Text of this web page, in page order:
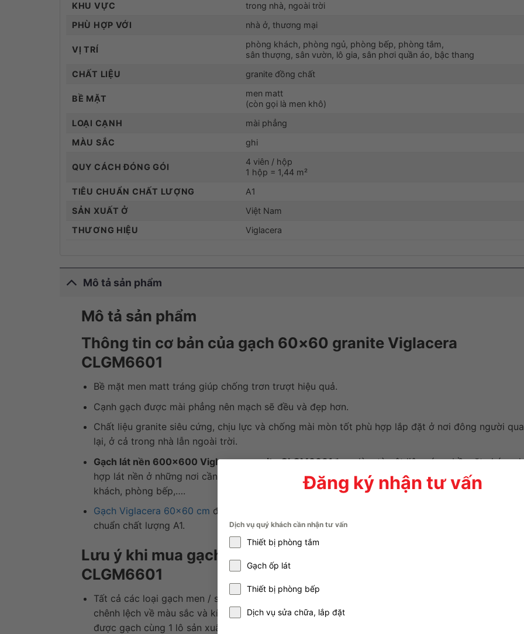
Đăng ký nhận tư vấn
Dịch vụ quý khách cần nhận tư vấn
Thiết bị phòng tắm
Gạch ốp lát
Thiết bị phòng bếp
Dịch vụ sửa chữa, lắp đặt
KHU VỰC
trong nhà, ngoài trời
PHÙ HỢP VỚI
nhà ở, thương mại
VỊ TRÍ
phòng khách, phòng ngủ, phòng bếp, phòng tắm,
sân thượng, sân vườn, lô gia, sân phơi quần áo, bậc thang
CHẤT LIỆU
granite đồng chất
BỀ MẶT
men matt
(còn gọi là men khô)
LOẠI CẠNH
mài phẳng
MÀU SẮC
ghi
QUY CÁCH ĐÓNG GÓI
4 viên / hộp
1 hộp = 1,44 m²
TIÊU CHUẨN CHẤT LƯỢNG
A1
SẢN XUẤT Ở
Việt Nam
THƯƠNG HIỆU
Viglacera
Mô tả sản phẩm
Mô tả sản phẩm
Thông tin cơ bản của gạch 60×60 granite Viglacera
CLGM6601
Bề mặt men matt tráng giúp chống trơn trượt hiệu quả.
Cạnh gạch được mài phẳng nên mạch sẽ đều và đẹp hơn.
Chất liệu granite siêu cứng, chịu lực và chống mài mòn tốt phù hợp lắp đặt ở nơi đông người qua
lại, ở cả trong nhà lẫn ngoài trời.
Gạch lát nền 600×600 Viglacera granite CLGM6601được làm từ vật liệu cứng, bề mặt nhám
hợp lát nền ở những nơi cần chống trượt như sân vườn, sân thượng, nhà tắm, ban công, phòng
khách, phòng bếp,….
Gạch Viglacera 60×60 cm được sản xuất trên dây truyền công nghệ hiện đại tại Việt Nam, đạt
chuẩn chất lượng A1.
Lưu ý khi mua gạch lát nền đồng chất Viglacera 60×60
CLGM6601
Tất cả các loại gạch men / sứ được sản xuất vào những thời điểm khác nhau có thể gây ra sự
chênh lệch về màu sắc và kích thước. Do đó hãy đo chính xác số lượng để chắc chắn bạn mua
được gạch cùng 1 lô sản xuất.